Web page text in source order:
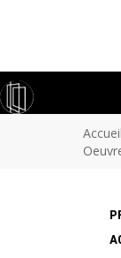
Accueil